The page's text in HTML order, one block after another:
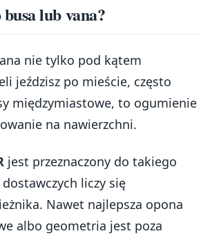
lub vana?
nie tylko pod kątem
jeździsz po mieście, często
międzymiastowe, to ogumienie
na nawierzchni.
jest przeznaczony do takiego
liczy się
Nawet najlepsza opona
albo geometria jest poza